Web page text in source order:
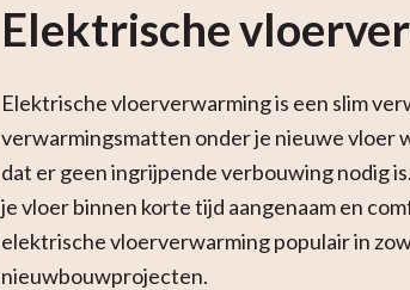
Elektrische
Elektrische vloerverwarming is een slim
verwarmingsmatten onder je nieuwe vloer
dat er geen ingrijpende verbouwing nodig
je vloer binnen korte tijd aangenaam en
elektrische vloerverwarming populair in
nieuwbouwprojecten.